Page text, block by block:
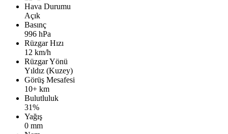
Hava Durumu
Açık
Basınç
996 hPa
Rüzgar Hızı
12 km/h
Rüzgar Yönü
Yıldız (Kuzey)
Görüş Mesafesi
10+ km
Bulutluluk
31%
Yağış
0 mm